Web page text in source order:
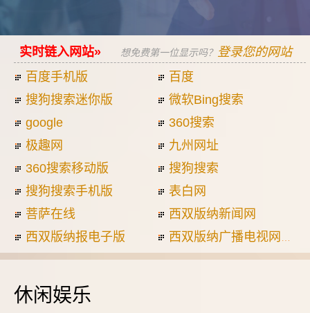
实时链入网站» 想免费第一位显示吗？ 登录您的网站
百度手机版
百度
搜狗搜索迷你版
微软Bing搜索
google
360搜索
极趣网
九州网址
360搜索移动版
搜狗搜索
搜狗搜索手机版
表白网
菩萨在线
西双版纳新闻网
西双版纳报电子版
西双版纳广播电视网
休闲娱乐